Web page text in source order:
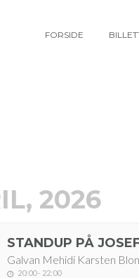
FORSIDE
2026
STANDUP PÅ
Galvan Mehidi Karsten
20:00 - 22:00